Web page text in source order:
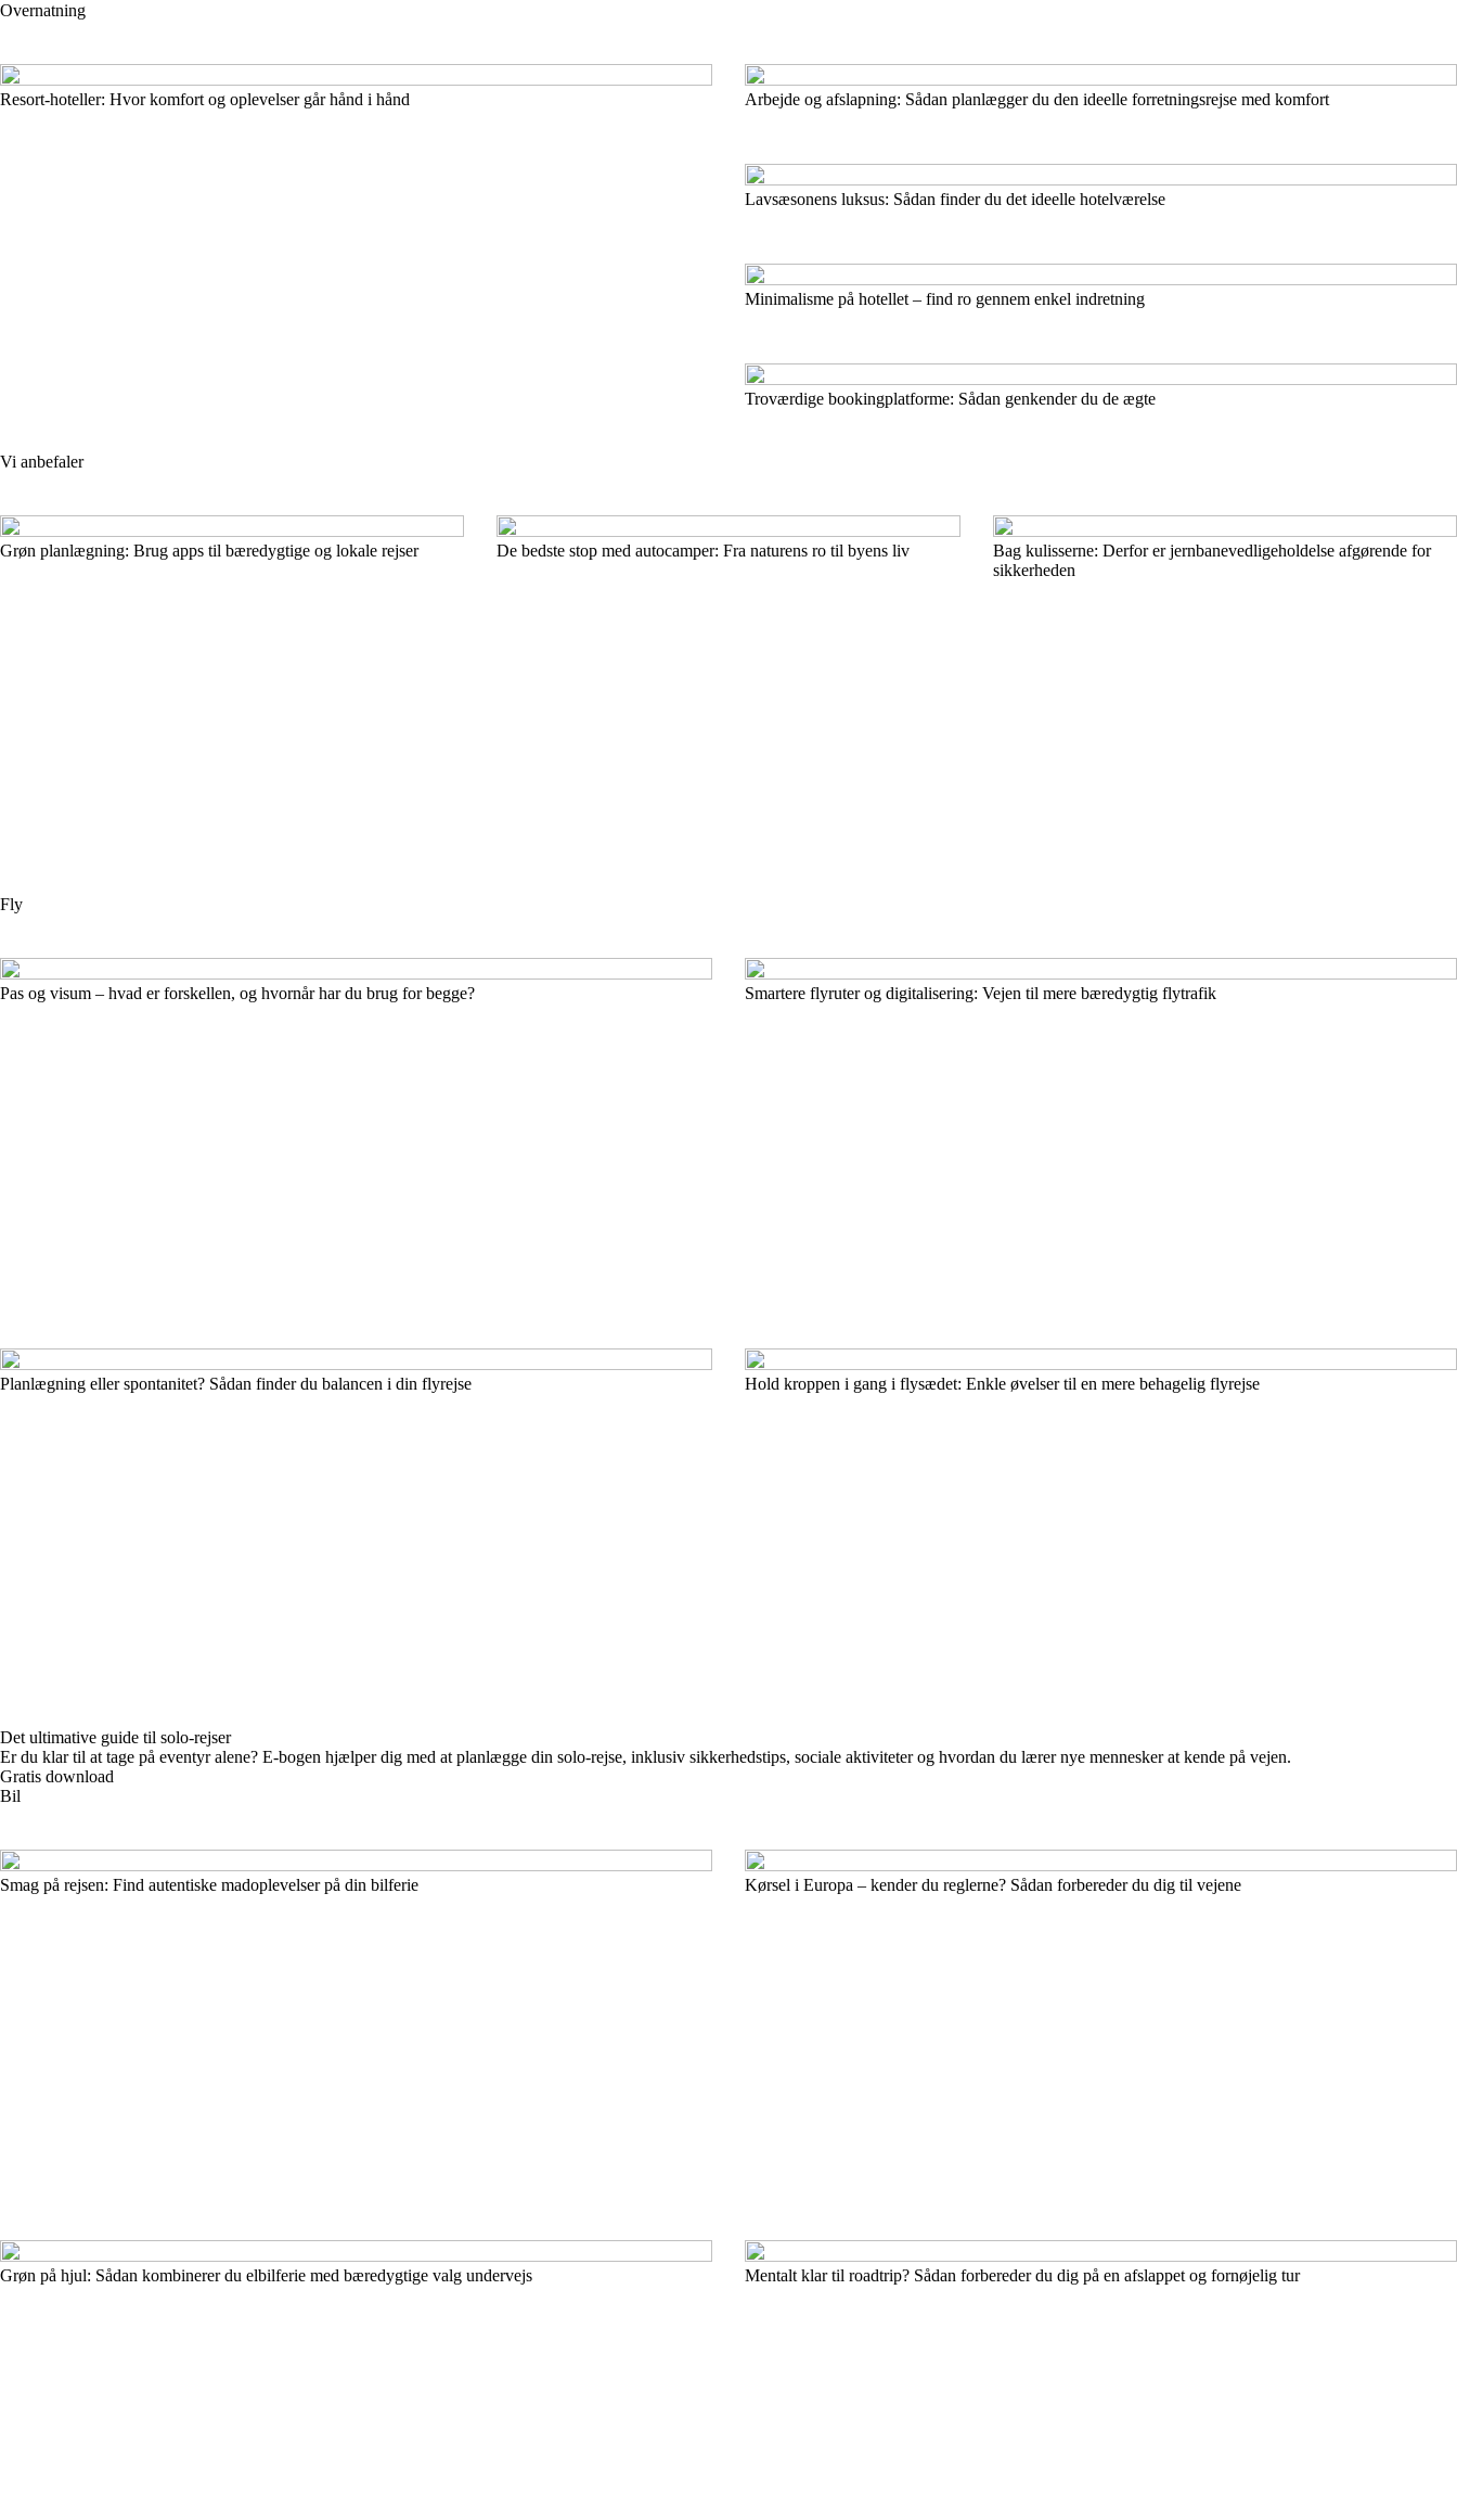
Overnatning
Resort-hoteller: Hvor komfort og oplevelser går hånd i hånd Arbejde og afslapning: Sådan planlægger du den ideelle forretningsrejse med komfort
Lavsæsonens luksus: Sådan finder du det ideelle hotelværelse
Minimalisme på hotellet – find ro gennem enkel indretning
Troværdige bookingplatforme: Sådan genkender du de ægte
Vi anbefaler
Grøn planlægning: Brug apps til bæredygtige og lokale rejser De bedste stop med autocamper: Fra naturens ro til byens liv
Bag kulisserne: Derfor er jernbanevedligeholdelse afgørende for
sikkerheden
Fly
Pas og visum – hvad er forskellen, og hvornår har du brug for begge? Smartere flyruter og digitalisering: Vejen til mere bæredygtig flytrafik
Planlægning eller spontanitet? Sådan finder du balancen i din flyrejse Hold kroppen i gang i flysædet: Enkle øvelser til en mere behagelig flyrejse
Det ultimative guide til solo-rejser
Er du klar til at tage på eventyr alene? E-bogen hjælper dig med at planlægge din solo-rejse, inklusiv sikkerhedstips, sociale aktiviteter og hvordan du lærer nye mennesker at kende på vejen.
Gratis download
Bil
Smag på rejsen: Find autentiske madoplevelser på din bilferie Kørsel i Europa – kender du reglerne? Sådan forbereder du dig til vejene
Grøn på hjul: Sådan kombinerer du elbilferie med bæredygtige valg undervejs Mentalt klar til roadtrip? Sådan forbereder du dig på en afslappet og fornøjelig tur